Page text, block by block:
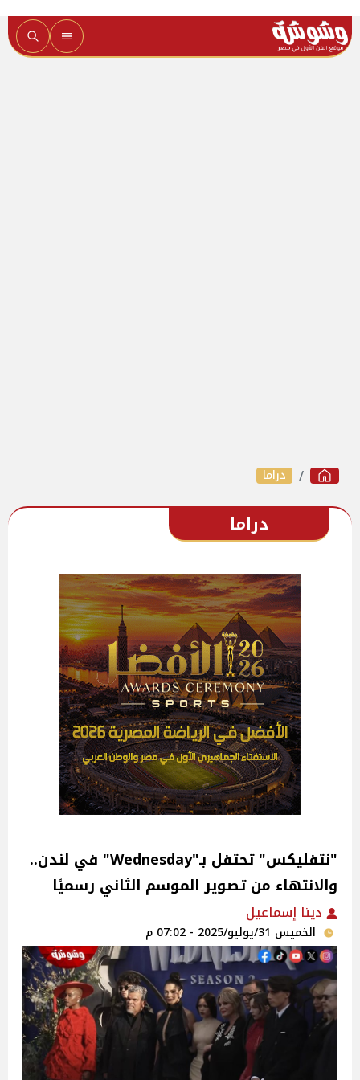
دراما
دراما
"نتفليكس" تحتفل بـ"Wednesday" في لندن..
والانتهاء من تصوير الموسم الثاني رسميًا‎
دينا إسماعيل
الخميس 31/يوليو/2025 - 07:02 م